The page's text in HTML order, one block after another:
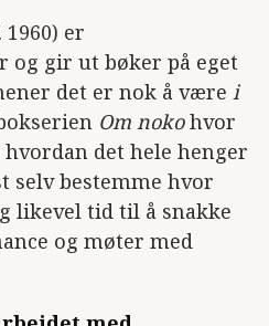
1960) er
og gir ut bøker på eget
det er nok å være i
Om nokohvor
det hele henger
selv bestemme hvor
likevel tid til å snakke
og møter med